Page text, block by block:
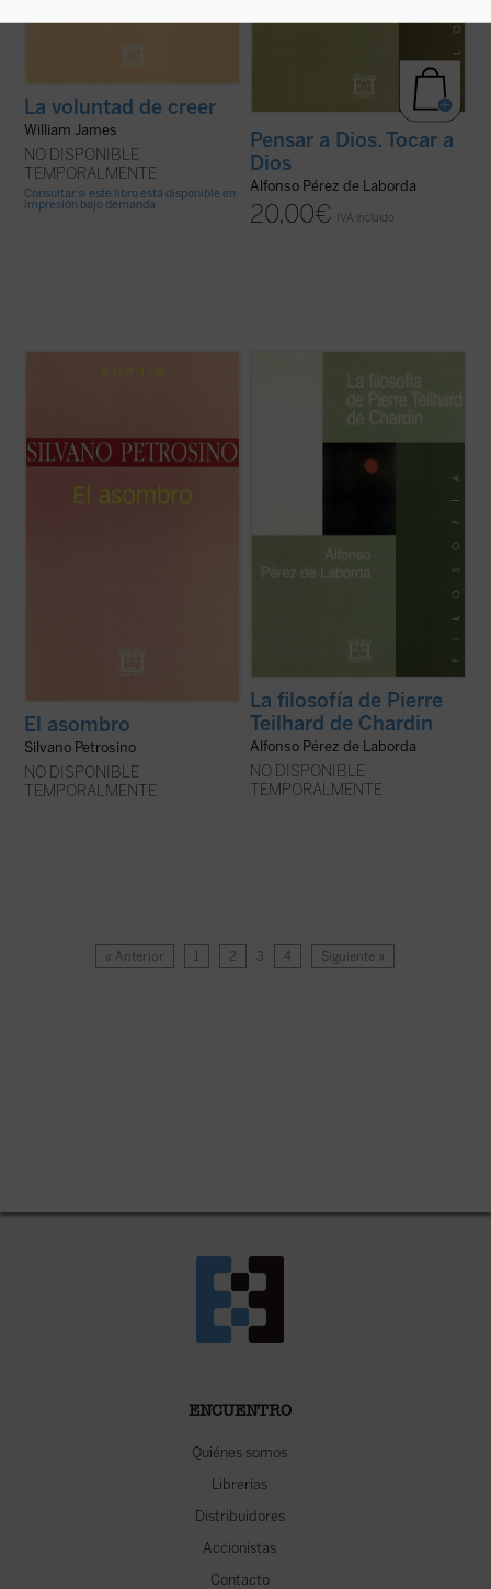
La voluntad de creer
William James
NO DISPONIBLE
TEMPORALMENTE
Consultar si este libro está disponible en
impresión bajo demanda
Pensar a Dios. Tocar a
Dios
Alfonso Pérez de Laborda
20,00€ IVA incluido
forma de respuesta al avance de lo que se
manifiesta....
(ver ficha)
El asombro
Silvano Petrosino
NO DISPONIBLE
TEMPORALMENTE
naturaleza, el hombre impone al cosmos,
primero una cierta urdimbre, y después
una cierta estructura; el resultado de esta
doble condición es la de constituir él, el
La filosofía de Pierre
Teilhard de Chardin
Alfonso Pérez de Laborda
NO DISPONIBLE
TEMPORALMENTE
« Anterior 1 2 3 4 Siguiente »
ENCUENTRO
Quiénes somos
Librerías
Distribuidores
Accionistas
Contacto